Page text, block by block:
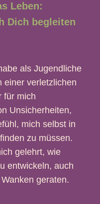
Leben:
Dich begleiten
als Jugendliche
einer verletzlichen
für mich
Unsicherheiten,
mich selbst in
zu müssen.
gelehrt, wie
entwickeln, auch
geraten.